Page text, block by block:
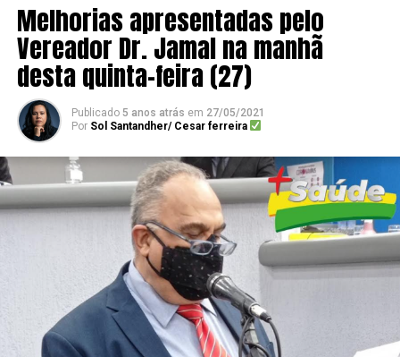
Melhorias apresentadas pelo
Vereador Dr. Jamal na manhã
desta quinta-feira (27)
Publicado 5 anos atrás em 27/05/2021
Por Sol Santandher/ Cesar ferreira